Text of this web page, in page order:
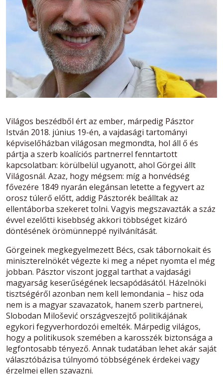
Világos beszédből ért az ember, márpedig Pásztor
István 2018. június 19-én, a vajdasági tartományi
képviselőházban világosan megmondta, hol áll ő és
pártja a szerb koalíciós partnerrel fenntartott
kapcsolatban: körülbelül ugyanott, ahol Görgei állt
Világosnál. Azaz, hogy mégsem: míg a honvédség
fővezére 1849 nyarán elegánsan letette a fegyvert az
orosz túlerő előtt, addig Pásztorék beálltak az
ellentáborba szekeret tolni. Vagyis megszavazták a száz
évvel ezelőtti kisebbség akkori többséget kizáró
döntésének örömünneppé nyilvánítását.
Görgeinek megkegyelmezett Bécs, csak tábornokait és
miniszterelnökét végezte ki meg a népet nyomta el még
jobban. Pásztor viszont joggal tarthat a vajdasági
magyarság keserűségének lecsapódásától. Házelnöki
tisztségéről azonban nem kell lemondania – hisz oda
nem is a magyar szavazatok, hanem szerb partnerei,
Slobodan Milošević országveszejtő politikájának
egykori fegyverhordozói emelték. Márpedig világos,
hogy a politikusok szemében a karosszék biztonsága a
legfontosabb tényező. Annak tudatában lehet akár saját
választóbázisa túlnyomó többségének érdekei vagy
érzelmei ellen szavazni.